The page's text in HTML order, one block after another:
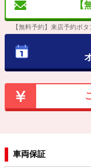
【
【無料予約】来店予約ボ
車両保証